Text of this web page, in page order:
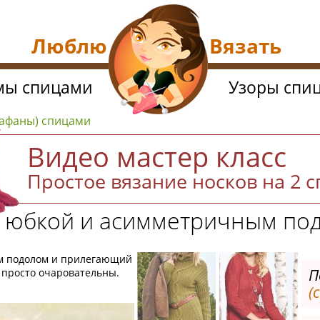
Видео мастер класс
Простое вязание носков на 2
и асимметричным
подолом и прилегающий
очаровательны.
спицами Узоры
спицами
Люблю Вязать